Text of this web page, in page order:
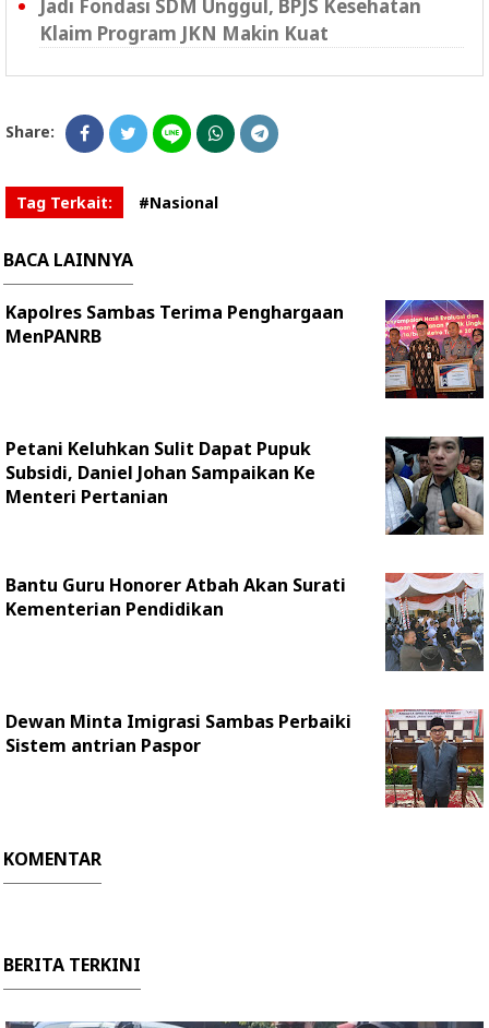
Jadi Fondasi SDM Unggul, BPJS Kesehatan
Klaim Program JKN Makin Kuat
Share:
Tag Terkait: #Nasional
BACA LAINNYA
Kapolres Sambas Terima Penghargaan
MenPANRB
Petani Keluhkan Sulit Dapat Pupuk
Subsidi, Daniel Johan Sampaikan Ke
Menteri Pertanian
Bantu Guru Honorer Atbah Akan Surati
Kementerian Pendidikan
Dewan Minta Imigrasi Sambas Perbaiki
Sistem antrian Paspor
KOMENTAR
BERITA TERKINI